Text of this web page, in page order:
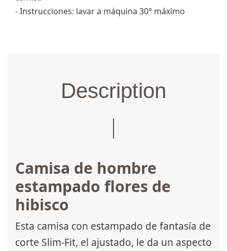
- Instrucciones: lavar a máquina 30° máximo
Description
Camisa de hombre
estampado flores de
hibisco
Esta camisa con estampado de fantasía de
corte Slim-Fit, el ajustado, le da un aspecto